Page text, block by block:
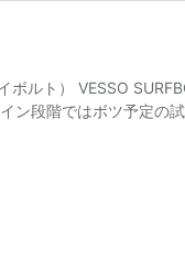
ボルト） VESSO
ン段階ではボツ予定の